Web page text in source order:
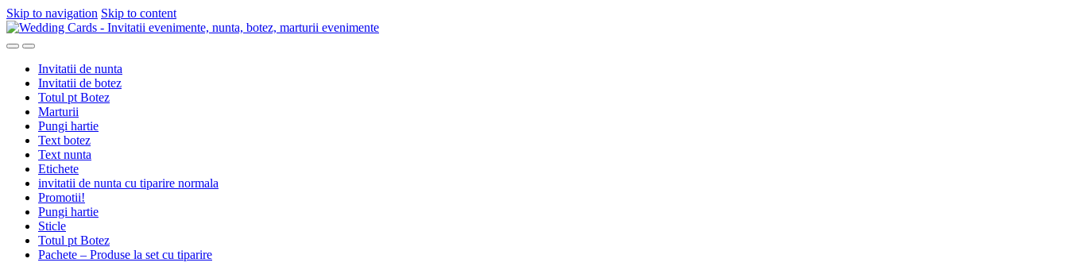
Skip to navigation Skip to content
Invitatii de nunta
Invitatii de botez
Totul pt Botez
Marturii
Pungi hartie
Text botez
Text nunta
Etichete
invitatii de nunta cu tiparire normala
Promotii!
Pungi hartie
Sticle
Totul pt Botez
Pachete – Produse la set cu tiparire